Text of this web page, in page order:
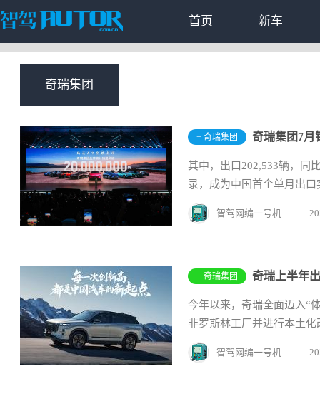
首页 新车
奇瑞集团
+ 奇瑞集团 奇瑞集团7月
其中，出口202,533辆，同
录，成为中国首个单月出
智驾网编一号机
+ 奇瑞集团 奇瑞上半年
今年以来，奇瑞全面迈入“
非罗斯林工厂并进行本土
智驾网编一号机